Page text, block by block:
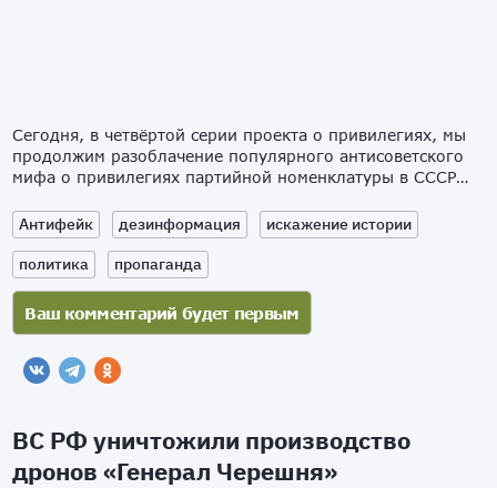
Сегодня, в четвёртой серии проекта о привилегиях, мы
продолжим разоблачение популярного антисоветского
мифа о привилегиях партийной номенклатуры в СССР…
Антифейк дезинформация
искажение истории
политика
пропаганда
ВС РФ уничтожили производство
дронов «Генерал Черешня»